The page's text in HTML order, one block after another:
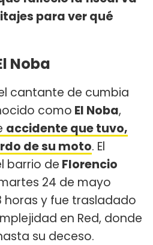
para ver qué
Noba
cantante de cumbia
como El Noba,
accidente que tuvo,
de su moto. El
barrio de Florencio
24 de mayo
horas y fue trasladado
en Red, donde
su deceso.